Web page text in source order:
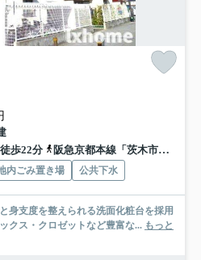
歩22分
阪急京都本線「茨木市」駅 徒歩26分
内ごみ置き場 公共下水
身支度を整えられる洗面化粧台を採用
クス・クロゼットなど豊富な... もっと